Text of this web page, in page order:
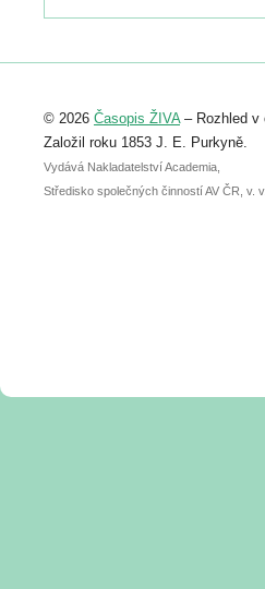
Registrovat se můžete do 6.
abstraktu přihlášené přednášky
posteru je už 30. června.
© 2026 Časopis ŽIVA– Rozhled v
Založil roku 1853 J. E. Purkyně.
Vydává Nakladatelství Academia,
Středisko společných činností AV ČR, v.